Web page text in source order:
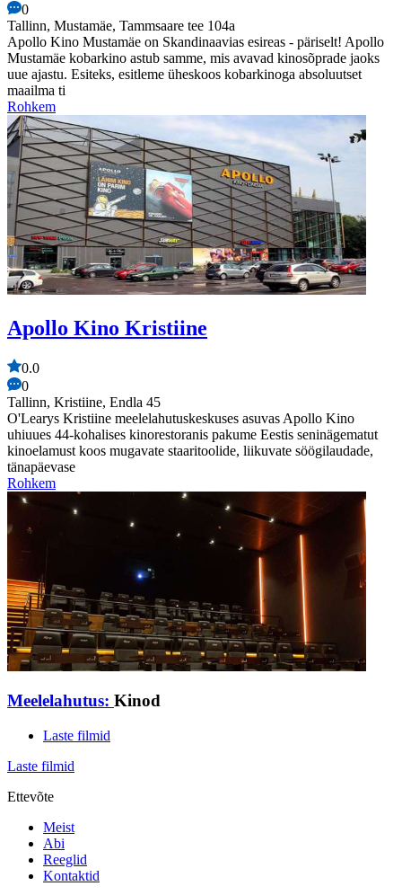
0
Tallinn, Mustamäe, Tammsaare tee 104a
Apollo Kino Mustamäe on Skandinaavias esireas - päriselt! Apollo
Mustamäe kobarkino astub samme, mis avavad kinosõprade jaoks
uue ajastu. Esiteks, esitleme üheskoos kobarkinoga absoluutset
maailma ti
Rohkem
Apollo Kino Kristiine
0.0
0
Tallinn, Kristiine, Endla 45
O'Learys Kristiine meelelahutuskeskuses asuvas Apollo Kino
uhiuues 44-kohalises kinorestoranis pakume Eestis seninägematut
kinoelamust koos mugavate staaritoolide, liikuvate söögilaudade,
tänapäevase
Rohkem
Meelelahutus: Kinod
Laste filmid
Laste filmid
Ettevõte
Meist
Abi
Reeglid
Kontaktid